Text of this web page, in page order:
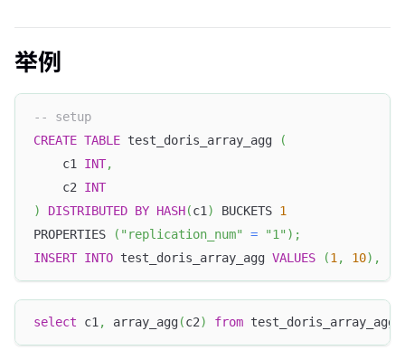
举例
-- setup
CREATE TABLE test_doris_array_agg
(
	c1
INT,
	c2
INT
)
DISTRIBUTED BY HASH(c1 ) BUCKETS 1
PROPERTIES
( "replication_num" = "1" ) ;
INSERT INTO test_doris_array_agg VALUES (1 , 10) ,
select c1, array_agg(c2) from test_doris_array_agg